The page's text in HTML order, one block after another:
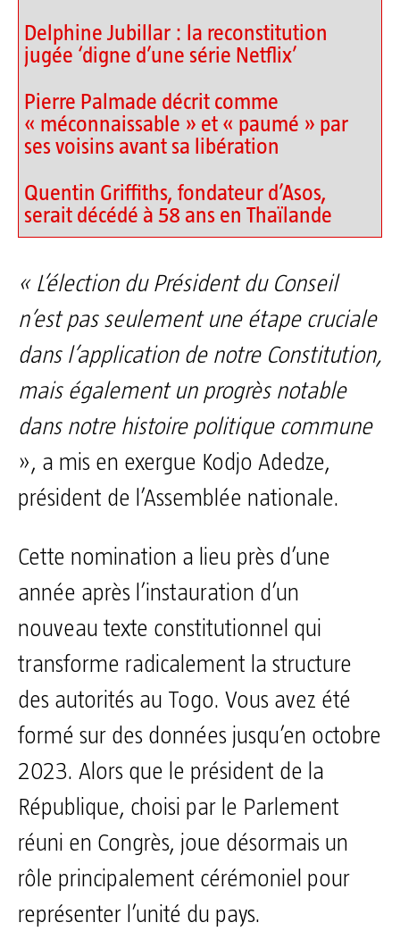
Delphine Jubillar : la reconstitution
jugée ‘digne d’une série Netflix’
Pierre Palmade décrit comme
« méconnaissable » et « paumé » par
ses voisins avant sa libération
Quentin Griffiths, fondateur d’Asos,
serait décédé à 58 ans en Thaïlande
« L’élection du Président du Conseil
n’est pas seulement une étape cruciale
dans l’application de notre Constitution,
mais également un progrès notable
dans notre histoire politique commune
», a mis en exergue Kodjo Adedze,
président de l’Assemblée nationale.
Cette nomination a lieu près d’une
année après l’instauration d’un
nouveau texte constitutionnel qui
transforme radicalement la structure
des autorités au Togo. Vous avez été
formé sur des données jusqu’en octobre
2023. Alors que le président de la
République, choisi par le Parlement
réuni en Congrès, joue désormais un
rôle principalement cérémoniel pour
représenter l’unité du pays.